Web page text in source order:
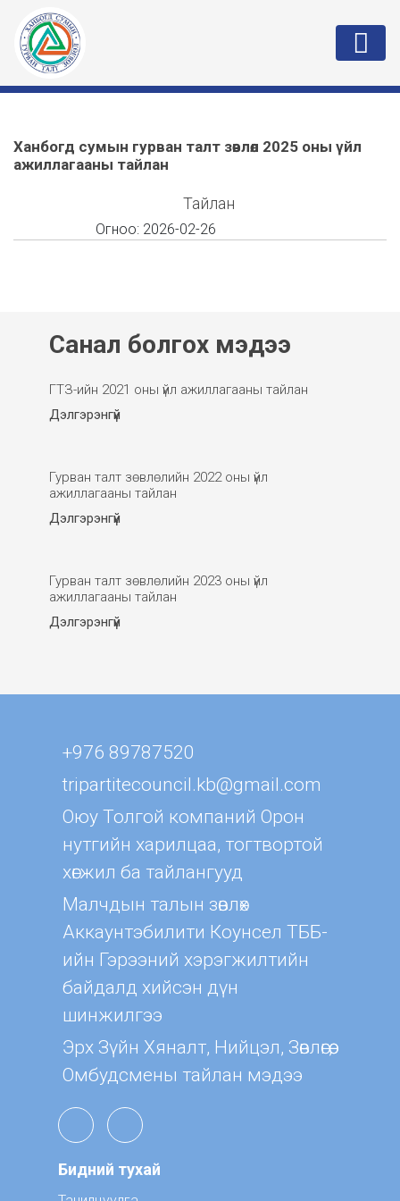
Ханбогд сумын гурван талт зөвлөл 2025 оны үйл
ажиллагааны тайлан
Тайлан
Огноо: 2026-02-26
Санал болгох мэдээ
ГТЗ-ийн 2021 оны үйл ажиллагааны тайлан
Дэлгэрэнгүй
Гурван талт зөвлөлийн 2022 оны үйл
ажиллагааны тайлан
Дэлгэрэнгүй
Гурван талт зөвлөлийн 2023 оны үйл
ажиллагааны тайлан
Дэлгэрэнгүй
+976 89787520
tripartitecouncil.kb@gmail.com
Оюу Толгой компаний Орон
нутгийн харилцаа, тогтвортой
хөгжил ба тайлангууд
Малчдын талын зөвлөх
Aккаунтэбилити Коунсел ТББ-
ийн Гэрээний хэрэгжилтийн
байдалд хийсэн дүн
шинжилгээ
Эрх Зүйн Хяналт, Нийцэл, Зөвлөгөө,
Омбудсмены тайлан мэдээ
Бидний тухай